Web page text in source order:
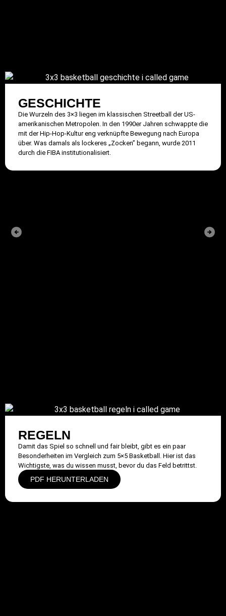
GESCHICHTE
Die Wurzeln des 3×3 liegen im klassischen Streetball der US-
amerikanischen Metropolen. In den 1990er Jahren schwappte die
mit der Hip-Hop-Kultur eng verknüpfte Bewegung nach Europa
über. Was damals als lockeres „Zocken” begann, wurde 2011
durch die FIBA institutionalisiert.
REGELN
Damit das Spiel so schnell und fair bleibt, gibt es ein paar
Besonderheiten im Vergleich zum 5×5 Basketball. Hier ist das
Wichtigste, was du wissen musst, bevor du das Feld betrittst.
PDF HERUNTERLADEN